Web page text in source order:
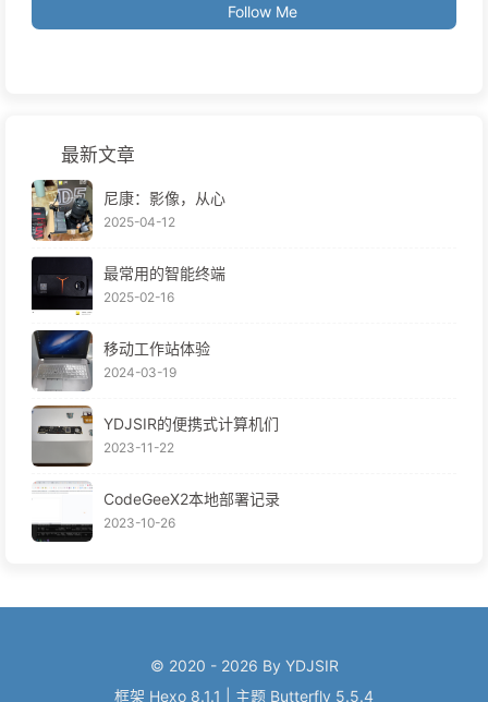
Follow Me
最新文章
尼康：影像，从心
2025-04-12
最常用的智能终端
2025-02-16
移动工作站体验
2024-03-19
YDJSIR的便携式计算机们
2023-11-22
CodeGeeX2本地部署记录
2023-10-26
© 2020 - 2026 By YDJSIR
框架 Hexo 8.1.1 主题 Butterfly 5.5.4